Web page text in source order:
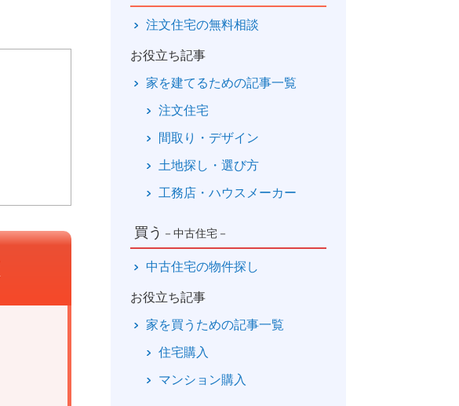
注文住宅の無料相談
お役立ち記事
家を建てるための記事一覧
注文住宅
間取り・デザイン
土地探し・選び方
工務店・ハウスメーカー
買う －中古住宅－
中古住宅の物件探し
お役立ち記事
家を買うための記事一覧
住宅購入
マンション購入